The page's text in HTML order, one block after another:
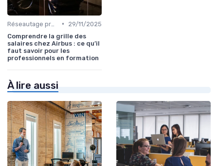
•
29/11/2025
Comprendre la grille des
salaires chez Airbus : ce qu’il
faut savoir pour les
professionnels en formation
À lire aussi